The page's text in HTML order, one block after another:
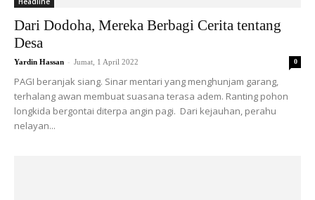
Dari Dodoha, Mereka Berbagi Cerita tentang
Desa
Yardin Hassan - Jumat, 1 April 2022 0
PAGI beranjak siang. Sinar mentari yang menghunjam garang,
terhalang awan membuat suasana terasa adem. Ranting pohon
longkida bergontai diterpa angin pagi. Dari kejauhan, perahu
nelayan...